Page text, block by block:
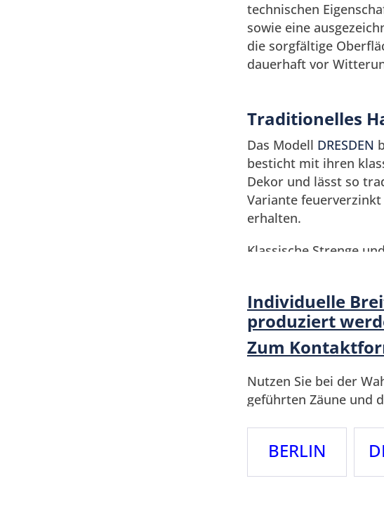
technischen
sowie eine
die sorgfältige
dauerhaft vor
Vielfältige
Wenn Sie sich für
Auswahl. Wir bieten
POTSDAM,LEIPZIG
Traditionelles
Das Modell DRESDEN
besticht mit ihren
Dekor und lässt so
Variante
erhalten.
Klassische Strenge
pulverbeschichteter
Individuelle
produziert
Zum
Nutzen Sie bei der
geführten Zäune und
BERLIN